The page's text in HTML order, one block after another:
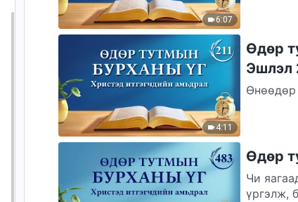
6:07
4:11
Өдөр
Эшлэл
Өнөөдөр
Өдөр
Чи
үргэлж,